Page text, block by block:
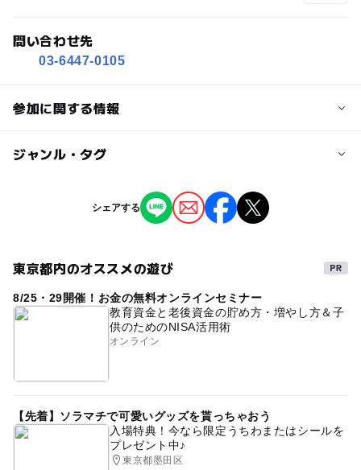
問い合わせ先
03-6447-0105
参加に関する情報
定員
予約/応募
予約必要
ジャンル・タグ
タグ
手芸体験
シェアする
東京都内のオススメの遊び
8/25・29開催！お金の無料オンラインセミナー
教育資金と老後資金の貯め方・増やし方＆子
供のためのNISA活用術
オンライン
【先着】ソラマチで可愛いグッズを貰っちゃおう
入場特典！今なら限定うちわまたはシールを
プレゼント中♪
東京都墨田区